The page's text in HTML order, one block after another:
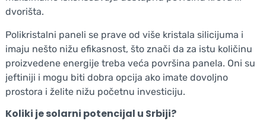
dvorišta.
Polikristalni paneli se prave od više kristala silicijuma i
imaju nešto nižu efikasnost, što znači da za istu količinu
proizvedene energije treba veća površina panela. Oni su
jeftiniji i mogu biti dobra opcija ako imate dovoljno
prostora i želite nižu početnu investiciju.
Koliki je solarni potencijal u Srbiji?